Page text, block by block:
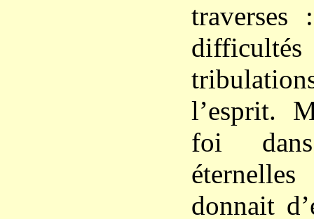
traverses
l’esprit.
foi
donnait